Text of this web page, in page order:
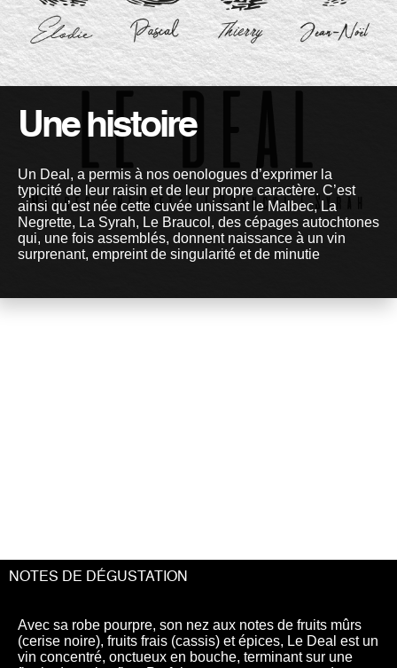
Une histoire
Un Deal, a permis à nos oenologues d’exprimer la
typicité de leur raisin et de leur propre caractère. C’est
ainsi qu’est née cette cuvée unissant le Malbec, La
Negrette, La Syrah, Le Braucol, des cépages autochtones
qui, une fois assemblés, donnent naissance à un vin
surprenant, empreint de singularité et de minutie
NOTES DE DÉGUSTATION
Avec sa robe pourpre, son nez aux notes de fruits mûrs
(cerise noire), fruits frais (cassis) et épices, Le Deal est un
vin concentré, onctueux en bouche, terminant sur une